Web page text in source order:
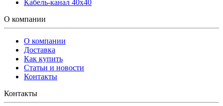
Кабель-канал 40х40
О компании
О компании
Доставка
Как купить
Статьи и новости
Контакты
Контакты